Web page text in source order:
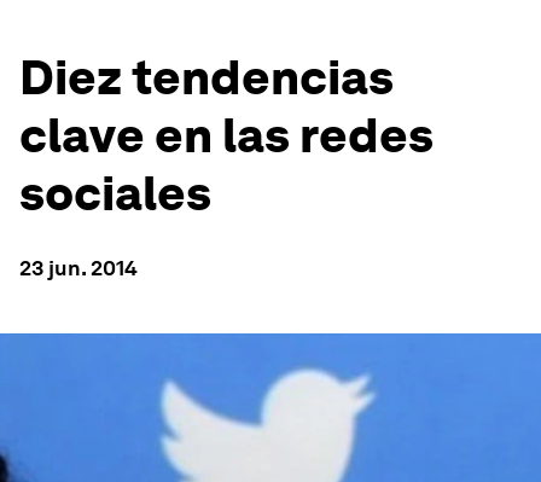
Diez tendencias
clave en las redes
sociales
23 jun. 2014